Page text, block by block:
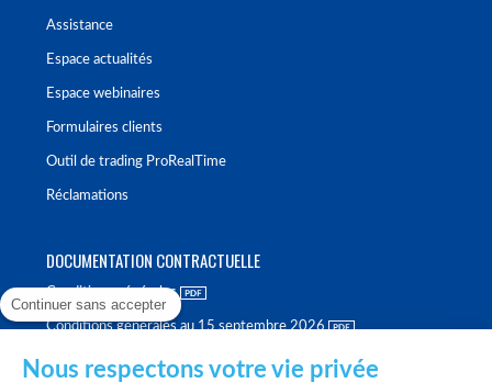
Assistance
Espace actualités
Espace webinaires
Formulaires clients
Outil de trading ProRealTime
Réclamations
DOCUMENTATION CONTRACTUELLE
Conditions générales
Conditions générales au 15 septembre 2026
Continuer sans accepter
Nous respectons votre vie privée